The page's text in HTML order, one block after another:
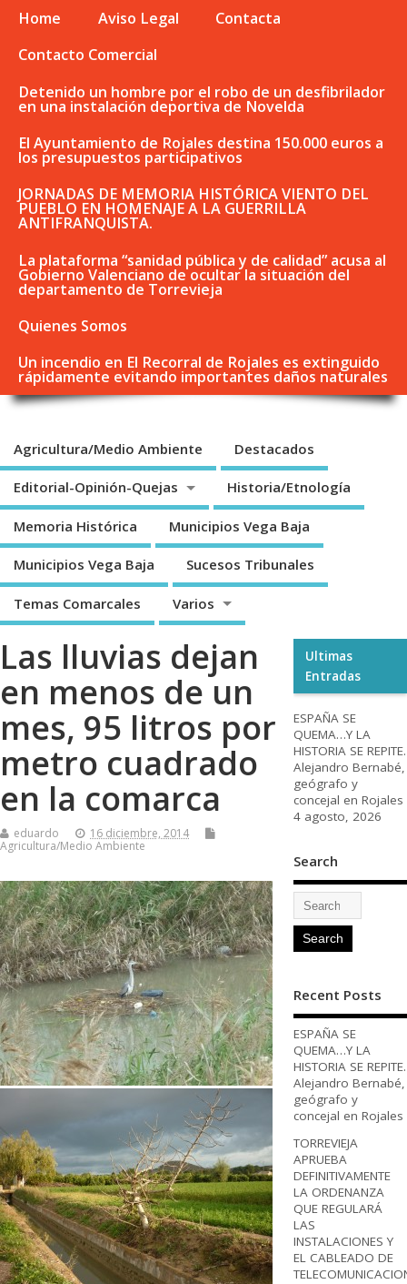
Home Aviso Legal
Contacta
Contacto Comercial
Detenido un hombre por el robo de un desfibrilador
en una instalación deportiva de Novelda
El Ayuntamiento de Rojales destina 150.000 euros a
los presupuestos participativos
JORNADAS DE MEMORIA HISTÓRICA VIENTO DEL
PUEBLO EN HOMENAJE A LA GUERRILLA
ANTIFRANQUISTA.
La plataforma “sanidad pública y de calidad” acusa al
Gobierno Valenciano de ocultar la situación del
departamento de Torrevieja
Quienes Somos
Un incendio en El Recorral de Rojales es extinguido
rápidamente evitando importantes daños naturales
Agricultura/Medio Ambiente Destacados
Editorial-Opinión-Quejas Historia/Etnología
Memoria Histórica Municipios Vega Baja
Municipios Vega Baja Sucesos Tribunales
Temas Comarcales Varios
Las lluvias dejan
en menos de un
mes, 95 litros por
metro cuadrado
en la comarca
eduardo
16 diciembre, 2014
Agricultura/Medio Ambiente
Ultimas
Entradas
ESPAÑA SE
QUEMA…Y LA
HISTORIA SE REPITE.
Alejandro Bernabé,
geógrafo y
concejal en Rojales
4 agosto, 2026
Search
Recent Posts
ESPAÑA SE
QUEMA…Y LA
HISTORIA SE REPITE.
Alejandro Bernabé,
geógrafo y
concejal en Rojales
TORREVIEJA
APRUEBA
DEFINITIVAMENTE
LA ORDENANZA
QUE REGULARÁ
LAS
INSTALACIONES Y
EL CABLEADO DE